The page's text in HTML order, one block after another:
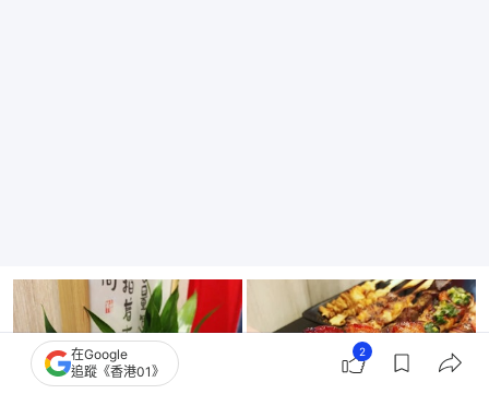
在Google
追蹤《香港01》
2